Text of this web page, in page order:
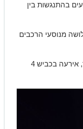
בהתנגשות בין
מנוסעי הרכבים
תאונה נוספת, עם מעורבות שני כלי רכב, שאחד מהם התהפך, אירעה בכביש 4